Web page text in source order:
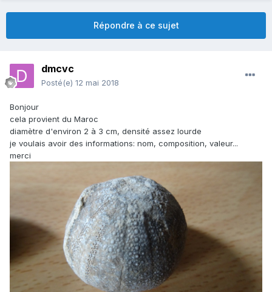
Répondre à ce sujet
dmcvc
Posté(e) 12 mai 2018
Bonjour
cela provient du Maroc
diamètre d'environ 2 à 3 cm, densité assez lourde
je voulais avoir des informations: nom, composition, valeur...
merci